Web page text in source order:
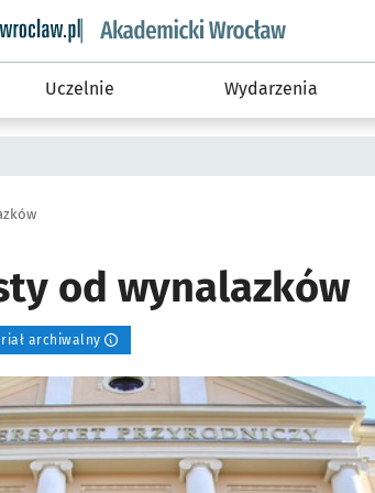
informacyjny wroclaw.pl podserwis:
Uczelnie Wydarzenia
od wynalazków
archiwalny